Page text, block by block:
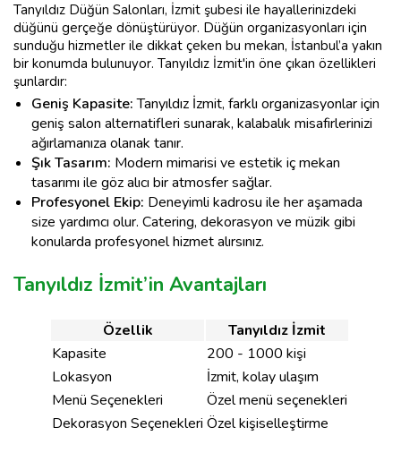
Tanyıldız Düğün Salonları, İzmit şubesi ile hayallerinizdeki
düğünü gerçeğe dönüştürüyor. Düğün organizasyonları için
sunduğu hizmetler ile dikkat çeken bu mekan, İstanbul’a yakın
bir konumda bulunuyor. Tanyıldız İzmit'in öne çıkan özellikleri
şunlardır:
Geniş Kapasite:Tanyıldız İzmit, farklı organizasyonlar için
geniş salon alternatifleri sunarak, kalabalık misafirlerinizi
ağırlamanıza olanak tanır.
Şık Tasarım: Modern mimarisi ve estetik iç mekan
tasarımı ile göz alıcı bir atmosfer sağlar.
Profesyonel Ekip: Deneyimli kadrosu ile her aşamada
size yardımcı olur. Catering, dekorasyon ve müzik gibi
konularda profesyonel hizmet alırsınız.
Tanyıldız İzmit’in Avantajları
Özellik
Tanyıldız İzmit
Kapasite
200 - 1000 kişi
Lokasyon
İzmit, kolay ulaşım
Menü Seçenekleri
Özel menü seçenekleri
Dekorasyon Seçenekleri Özel kişiselleştirme